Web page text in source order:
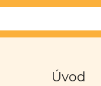
Úvod